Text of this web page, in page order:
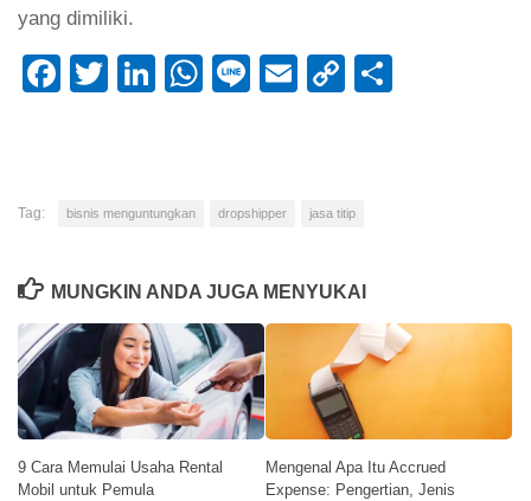
yang dimiliki.
Facebook
TwitterLinkedIn
WhatsApp
LineEmailCopy
Tag: bisnis menguntungkan dropshipper jasa titip
MUNGKIN ANDA JUGA MENYUKAI
9 Cara Memulai Usaha Rental
Mobil untuk Pemula
Mengenal Apa Itu Accrued
Expense: Pengertian, Jenis